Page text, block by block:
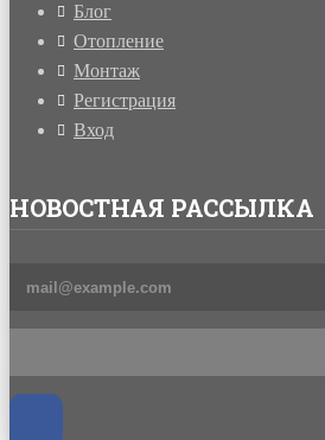
Блог
Отопление
Монтаж
Регистрация
Вход
НОВОСТНАЯ РАССЫЛКА